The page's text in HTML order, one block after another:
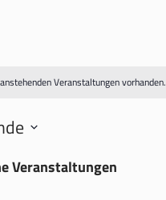
Veranstaltungen vorhanden.
Veranstaltungen